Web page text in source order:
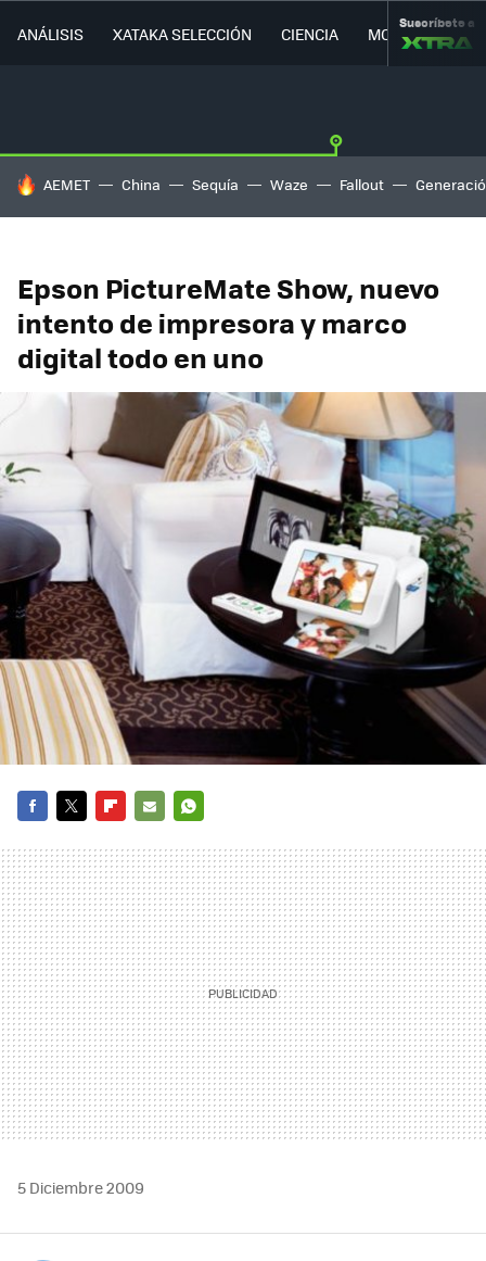
ANÁLISIS XATAKA SELECCIÓN CIENCIA MOVILIDAD
Suscríbete a
HOY SE HABLA DE
AEMET China Sequía Waze Fallout
Epson PictureMate Show, nuevo
intento de impresora y marco
digital todo en uno
MAIL
5 Diciembre 2009